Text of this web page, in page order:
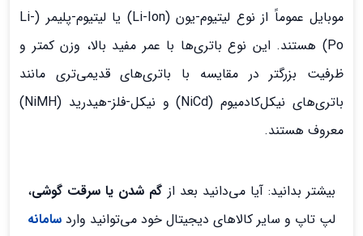
موبایل عموماً از نوع لیتیوم-یون (Li-Ion) یا لیتیوم-پلیمر (Li-
Po) هستند. این نوع باتری‌ها با عمر مفید بالا، وزن کمتر و
ظرفیت بزرگتر در مقایسه با باتری‌های قدیمی‌تری مانند
باتری‌های نیکل‌کادمیوم (NiCd) و نیکل-فلز-هیدرید (NiMH)
معروف هستند.
بیشتر بدانید: آیا می‌دانید بعد از گم شدن یا سرقت گوشی،
لپ تاپ و سایر کالاهای دیجیتال خود می‌توانید وارد سامانه